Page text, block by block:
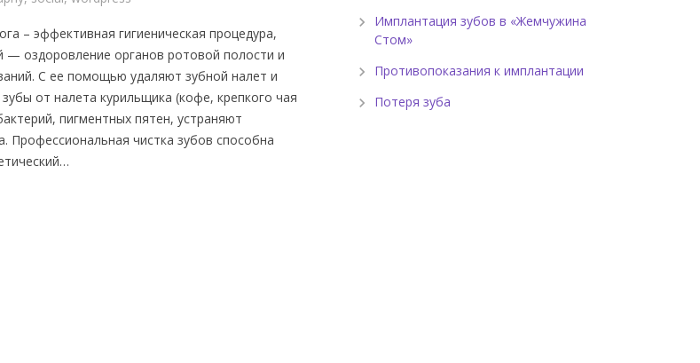
– эффективная гигиеническая процедура,
— оздоровление органов ротовой полости и
С ее помощью удаляют зубной налет и
от налета курильщика (кофе, крепкого чая
пигментных пятен, устраняют
Профессиональная чистка зубов способна
Имплантация зубов в «Жемчужина
Стом»
Противопоказания к имплантации
Потеря зуба